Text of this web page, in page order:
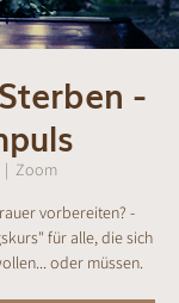
-
|
Zoom
vorbereiten? -
für alle, die sich
oder müssen.